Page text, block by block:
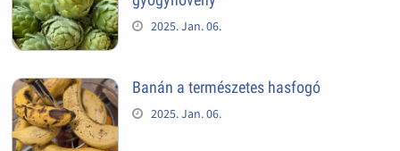
2025. Jan. 06.
Banán a természetes hasfogó
2025. Jan. 06.